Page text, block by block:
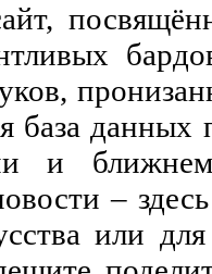
база
и ближнем
–
или